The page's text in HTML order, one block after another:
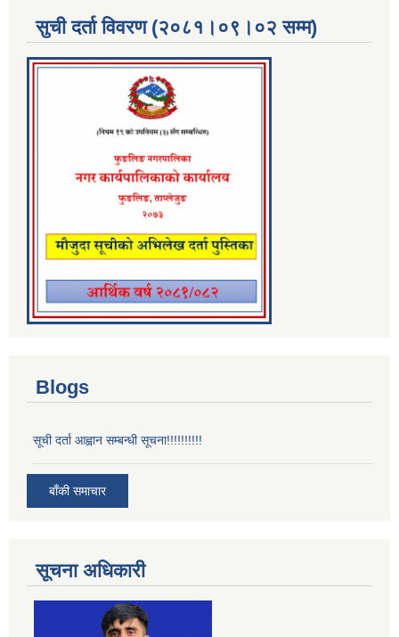
सुची दर्ता विवरण (२०८१।०९।०२ सम्म)
Blogs
सूची दर्ता आह्वान सम्बन्धी सूचना!!!!!!!!!!
बाँकी समाचार
सूचना अधिकारी